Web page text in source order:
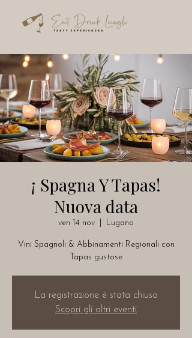
¡ Spagna Y Tapas!
Nuova data
ven 14 nov Lugano
Vini Spagnoli & Abbinamenti Regionali con
Tapas gustose
La registrazione è stata chiusa
Scopri gli altri eventi